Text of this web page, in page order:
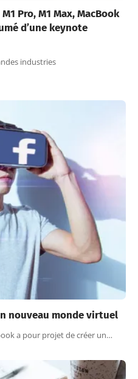
Pro, M1 Max, MacBook
d’une keynote
industries
nouveau monde virtuel
a pour projet de créer un…